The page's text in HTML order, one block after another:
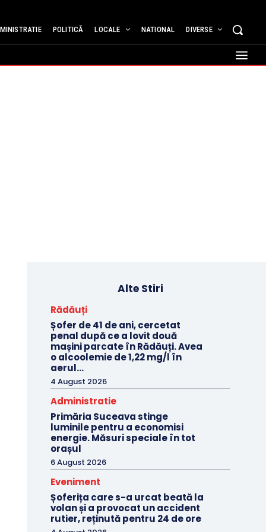
POLITICĂ LOCALE NATIONAL DIVERSE
Alte Stiri
Rădăuți
Șofer de 41 de ani, cercetat
penal după ce a lovit două
mașini parcate în Rădăuți. Avea
o alcoolemie de 1,22 mg/l în
aerul...
4 August 2026
Administratie
Primăria Suceava stinge
luminile pentru a economisi
energie. Măsuri speciale în tot
orașul
6 August 2026
Eveniment
Șoferița care s-a urcat beată la
volan și a provocat un accident
rutier, reținută pentru 24 de ore